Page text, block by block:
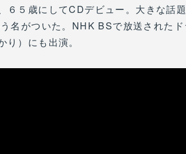
６５歳にしてCDデビュー。大きな話
名がついた。NHK BSで放送されたド
り）にも出演。